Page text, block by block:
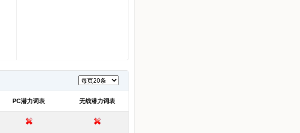
PC潜力词表 无线潜力词表